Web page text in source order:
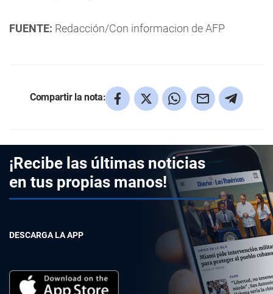
FUENTE: Redacción/Con informacion de AFP
Compartir la nota:
¡Recibe las últimas noticias
en tus propias manos!
DESCARGA LA APP